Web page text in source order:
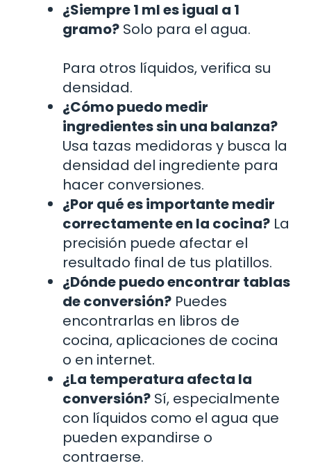
¿Siempre 1 ml es igual a 1
gramo? Solo para el agua.
Para otros líquidos, verifica su
densidad.
¿Cómo puedo medir
ingredientes sin una balanza?
Usa tazas medidoras y busca la
densidad del ingrediente para
hacer conversiones.
¿Por qué es importante medir
correctamente en la cocina? La
precisión puede afectar el
resultado final de tus platillos.
¿Dónde puedo encontrar tablas
de conversión? Puedes
encontrarlas en libros de
cocina, aplicaciones de cocina
o en internet.
¿La temperatura afecta la
conversión? Sí, especialmente
con líquidos como el agua que
pueden expandirse o
contraerse.